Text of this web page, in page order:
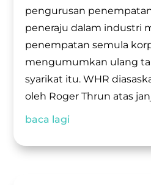
pengurusan
peneraju dalam industri
penempatan semula
mengumumkan ulang
syarikat itu. WHR
oleh Roger Thrun atas
baca lagi